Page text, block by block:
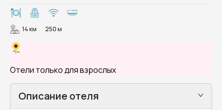
14 км 250 м
Отели только для взрослых
Описание отеля